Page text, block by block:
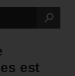
est